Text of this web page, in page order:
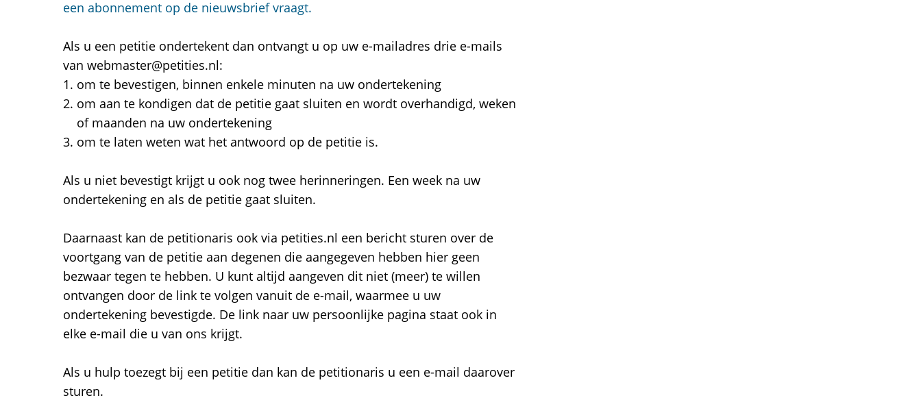
een abonnement op de nieuwsbrief vraagt.
Als u een petitie ondertekent dan ontvangt u op uw e-mailadres drie e-mails
van webmaster@petities.nl:
om te bevestigen, binnen enkele minuten na uw ondertekening
om aan te kondigen dat de petitie gaat sluiten en wordt overhandigd, weken
of maanden na uw ondertekening
om te laten weten wat het antwoord op de petitie is.
Als u niet bevestigt krijgt u ook nog twee herinneringen. Een week na uw
ondertekening en als de petitie gaat sluiten.
Daarnaast kan de petitionaris ook via petities.nl een bericht sturen over de
voortgang van de petitie aan degenen die aangegeven hebben hier geen
bezwaar tegen te hebben. U kunt altijd aangeven dit niet (meer) te willen
ontvangen door de link te volgen vanuit de e-mail, waarmee u uw
ondertekening bevestigde. De link naar uw persoonlijke pagina staat ook in
elke e-mail die u van ons krijgt.
Als u hulp toezegt bij een petitie dan kan de petitionaris u een e-mail daarover
sturen.